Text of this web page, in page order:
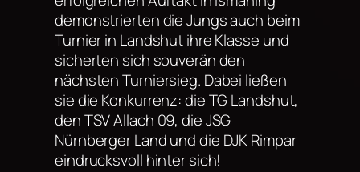
demonstrierten die Jungs auch beim
Turnier in Landshut ihre Klasse und
sicherten sich souverän den
nächsten Turniersieg. Dabei ließen
sie die Konkurrenz: die TG Landshut,
den TSV Allach 09, die JSG
Nürnberger Land und die DJK Rimpar
eindrucksvoll hinter sich!